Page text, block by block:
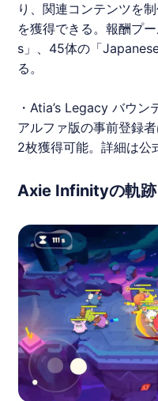
り、関連コンテンツを
を獲得できる。報酬プ
s」、45体の「
る。
・Atia’s Legacy バウン
アルファ版の事前登録
2枚獲得可能。詳細は公
Axie Infinityの軌跡